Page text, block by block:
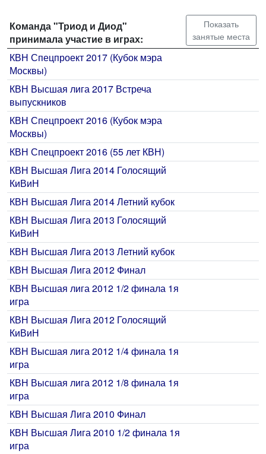
Команда "Триод и Диод"
принимала участие в играх:
Показать
занятые места
КВН Спецпроект 2017 (Кубок мэра
Москвы)
КВН Высшая лига 2017 Встреча
выпускников
КВН Спецпроект 2016 (Кубок мэра
Москвы)
КВН Спецпроект 2016 (55 лет КВН)
КВН Высшая Лига 2014 Голосящий
КиВиН
КВН Высшая Лига 2014 Летний кубок
КВН Высшая Лига 2013 Голосящий
КиВиН
КВН Высшая Лига 2013 Летний кубок
КВН Высшая Лига 2012 Финал
КВН Высшая лига 2012 1/2 финала 1я
игра
КВН Высшая Лига 2012 Голосящий
КиВиН
КВН Высшая лига 2012 1/4 финала 1я
игра
КВН Высшая лига 2012 1/8 финала 1я
игра
КВН Высшая Лига 2010 Финал
КВН Высшая Лига 2010 1/2 финала 1я
игра